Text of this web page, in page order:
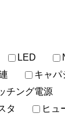
LED
キャパ
チング電源
タ ヒュ